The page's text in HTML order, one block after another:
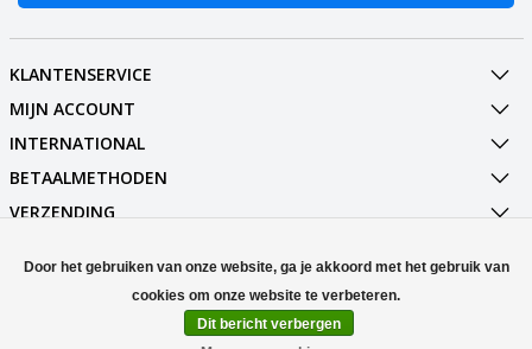
KLANTENSERVICE
MIJN ACCOUNT
INTERNATIONAL
BETAALMETHODEN
VERZENDING
CONTACT
Door het gebruiken van onze website, ga je akkoord met het gebruik van
Dit bericht verbergen